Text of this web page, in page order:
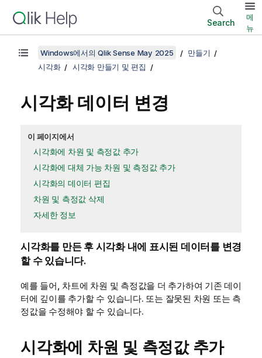
Search
메
뉴
Windows에서의 Qlik Sense May 2025
만들기
시각화
시각화 만들기 및 편집
시각화 데이터 변경
이 페이지에서
시각화에 차원 및 측정값 추가
시각화에 대체 가능 차원 및 측정값 추가
시각화의 데이터 편집
차원 및 측정값 삭제
자세한 정보
시각화를 만든 후 시각화 내에 표시된 데이터를 변경
할 수 있습니다.
예를 들어, 차트에 차원 및 측정값을 더 추가하여 기존 데이
터에 깊이를 추가할 수 있습니다. 또는 잘못된 차원 또는 측
정값을 수정해야 할 수 있습니다.
시각화에 차원 및 측정값 추가